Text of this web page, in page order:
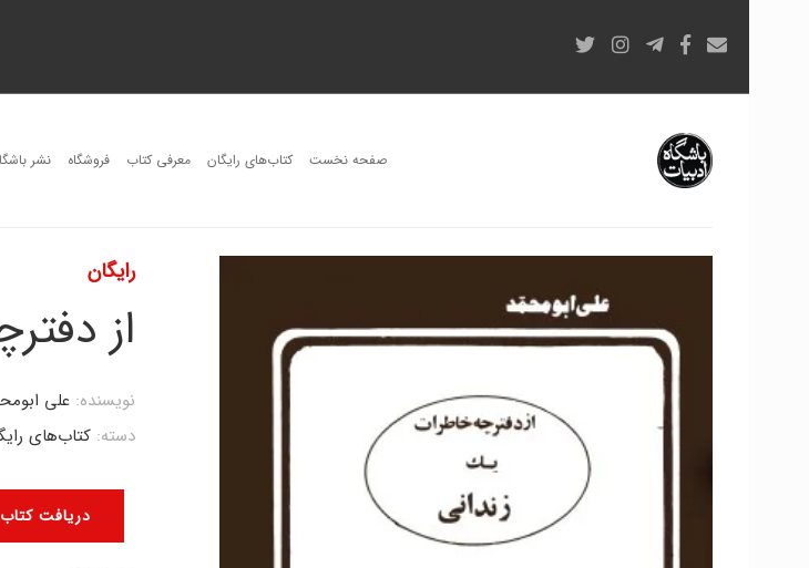
صفحه نخست کتاب‌های رایگان معرفی کتاب فروشگاه نشر
رایگان
از
دریافت کتاب
نویسنده:علی
دسته: کتاب‌های